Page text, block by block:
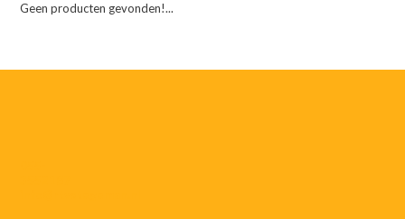
Geen producten gevonden!...